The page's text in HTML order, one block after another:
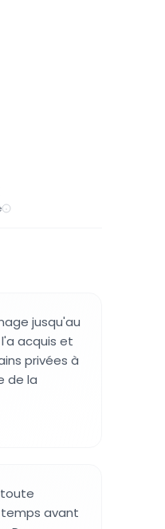
jusqu'au
acquis et
privées à
de la
temps avant